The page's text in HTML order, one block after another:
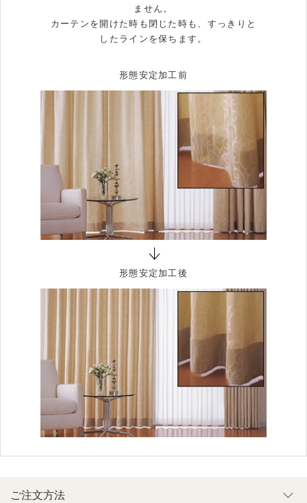
ご注文方法
ません。
カーテンを開けた時も閉じた時も、すっきりと
したラインを保ちます。
形態安定加工前
形態安定加工後